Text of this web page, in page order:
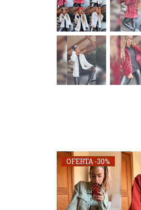
OFERTA -30%